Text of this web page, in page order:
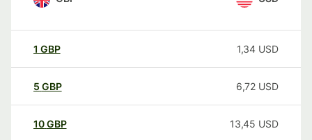
1 GBP 1,34 USD
5 GBP 6,72 USD
10GBP 13,45 USD